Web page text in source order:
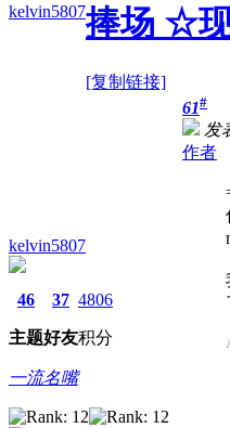
kelvin5807捧场 ☆
[复制链接]
kelvin5807
46
主题
37
好友
4806
积分
一流名嘴
61#
发
作者